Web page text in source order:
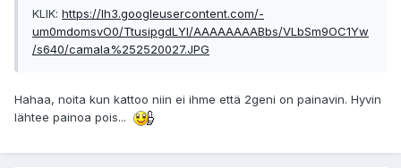
KLIK: https://lh3.googleusercontent.com/-
um0mdomsvO0/TtusipgdLYI/AAAAAAAABbs/VLbSm9OC1Yw
/s640/camala%252520027.JPG
Hahaa, noita kun kattoo niin ei ihme että 2geni on painavin. Hyvin
lähtee painoa pois...